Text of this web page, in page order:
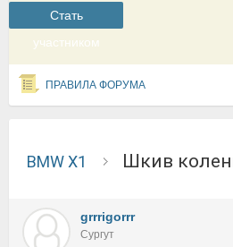
Cтать
участником
ПРАВИЛА ФОРУМА
BMW X1 Шкив
grrrigorrr
Сургут